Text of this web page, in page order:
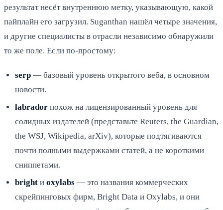
результат несёт внутреннюю метку, указывающую, какой
пайплайн его загрузил. Suganthan нашёл четыре значения,
и другие специалисты в отрасли независимо обнаружили
то же поле. Если по-простому:
serp — базовый уровень открытого веба, в основном
новости.
labrador похож на лицензированный уровень для
солидных издателей (представьте Reuters, the Guardian,
the WSJ, Wikipedia, arXiv), которые подтягиваются
почти полными выдержками статей, а не короткими
сниппетами.
bright иoxylabs — это названия коммерческих
скрейпинговых фирм, Bright Data и Oxylabs, и они